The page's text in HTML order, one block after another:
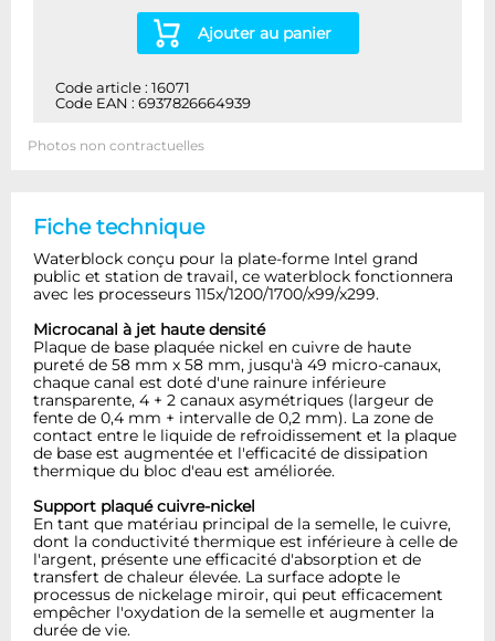
Ajouter au panier
Code article : 16071
Code EAN : 6937826664939
Photos non contractuelles
Fiche technique
Waterblock conçu pour la plate-forme Intel grand
public et station de travail, ce waterblock fonctionnera
avec les processeurs 115x/1200/1700/x99/x299.
Microcanal à jet haute densité
Plaque de base plaquée nickel en cuivre de haute
pureté de 58 mm x 58 mm, jusqu'à 49 micro-canaux,
chaque canal est doté d'une rainure inférieure
transparente, 4 + 2 canaux asymétriques (largeur de
fente de 0,4 mm + intervalle de 0,2 mm). La zone de
contact entre le liquide de refroidissement et la plaque
de base est augmentée et l'efficacité de dissipation
thermique du bloc d'eau est améliorée.
Support plaqué cuivre-nickel
En tant que matériau principal de la semelle, le cuivre,
dont la conductivité thermique est inférieure à celle de
l'argent, présente une efficacité d'absorption et de
transfert de chaleur élevée. La surface adopte le
processus de nickelage miroir, qui peut efficacement
empêcher l'oxydation de la semelle et augmenter la
durée de vie.